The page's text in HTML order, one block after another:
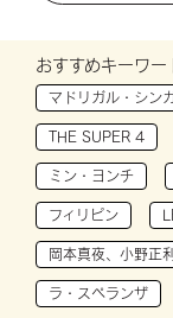
おすすめキーワー
マドリガル・シン
THE SUPER 4
ミン・ヨンチ
フィリピン
岡本真夜、小野正
ラ・スペランザ